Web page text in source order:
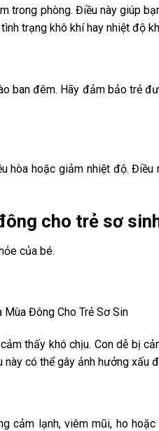
trong phòng. Điều này giúp
trạng khô khí hay nhiệt độ
ban đêm. Hãy đảm bảo trẻ
hòa hoặc giảm nhiệt độ. Điều
cho trẻ sơ
của bé.
thấy khó chịu. Con dễ bị
có thể gây ảnh hưởng xấu
cảm lạnh, viêm mũi, ho